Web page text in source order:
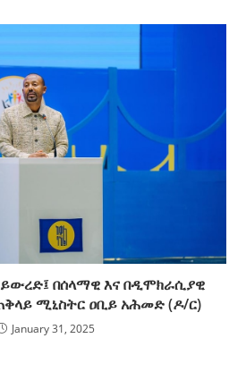
በሰላማዊ እና በዲሞክራሲያዊ
ጠቅላይ ሚኒስትር ዐቢይ አሕመድ (ዶ/ር)
January 31, 2025